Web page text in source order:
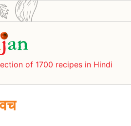
of 1700 recipes in Hindi